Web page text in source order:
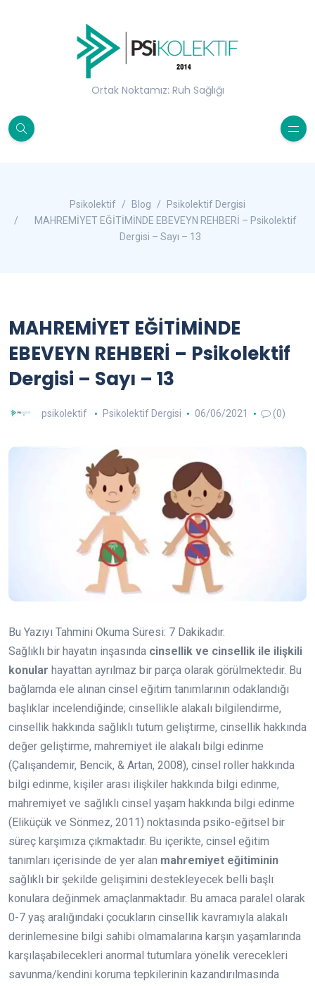
Ortak Noktamız: Ruh Sağlığı
Psikolektif Blog
Psikolektif Dergisi
MAHREMİYET EĞİTİMİNDE EBEVEYN REHBERİ – Psikolektif
Dergisi – Sayı – 13
MAHREMİYET EĞİTİMİNDE
EBEVEYN REHBERİ – Psikolektif
Dergisi – Sayı – 13
psikolektif Psikolektif Dergisi 06/06/2021 (0)
Bu Yazıyı Tahmini Okuma Süresi: 7 Dakikadır.
Sağlıklı bir hayatın inşasında cinsellik ve cinsellik ile ilişkili
konular hayattan ayrılmaz bir parça olarak görülmektedir. Bu
bağlamda ele alınan cinsel eğitim tanımlarının odaklandığı
başlıklar incelendiğinde; cinsellikle alakalı bilgilendirme,
cinsellik hakkında sağlıklı tutum geliştirme, cinsellik hakkında
değer geliştirme, mahremiyet ile alakalı bilgi edinme
(Çalışandemir, Bencik, & Artan, 2008), cinsel roller hakkında
bilgi edinme, kişiler arası ilişkiler hakkında bilgi edinme,
mahremiyet ve sağlıklı cinsel yaşam hakkında bilgi edinme
(Eliküçük ve Sönmez, 2011) noktasında psiko-eğitsel bir
süreç karşımıza çıkmaktadır. Bu içerikte, cinsel eğitim
tanımları içerisinde de yer alan mahremiyet eğitiminin
sağlıklı bir şekilde gelişimini destekleyecek belli başlı
konulara değinmek amaçlanmaktadır. Bu amaca paralel olarak
0-7 yaş aralığındaki çocukların cinsellik kavramıyla alakalı
derinlemesine bilgi sahibi olmamalarına karşın yaşamlarında
karşılaşabilecekleri anormal tutumlara yönelik verecekleri
savunma/kendini koruma tepkilerinin kazandırılmasında